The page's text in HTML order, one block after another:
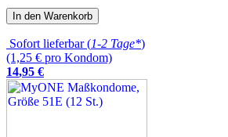
In den Warenkorb
Sofort lieferbar (1-2 Tage*)
(1,25 € pro Kondom)
14,95 €